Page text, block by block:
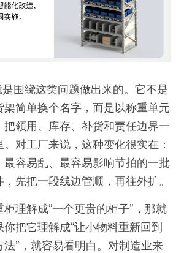
围绕这类问题做出来的。它不是
架简单换个名字，而是以称重单元
把领用、库存、补货和责任边界一
对工厂来说，这种变化很实在：
最容易乱、最容易影响节拍的一批
先把一段线边管顺，再往外扩。
理解成“一个更贵的柜子”，那就
把它理解成“让小物料重新回到
法”，就容易看明白。对制造业来